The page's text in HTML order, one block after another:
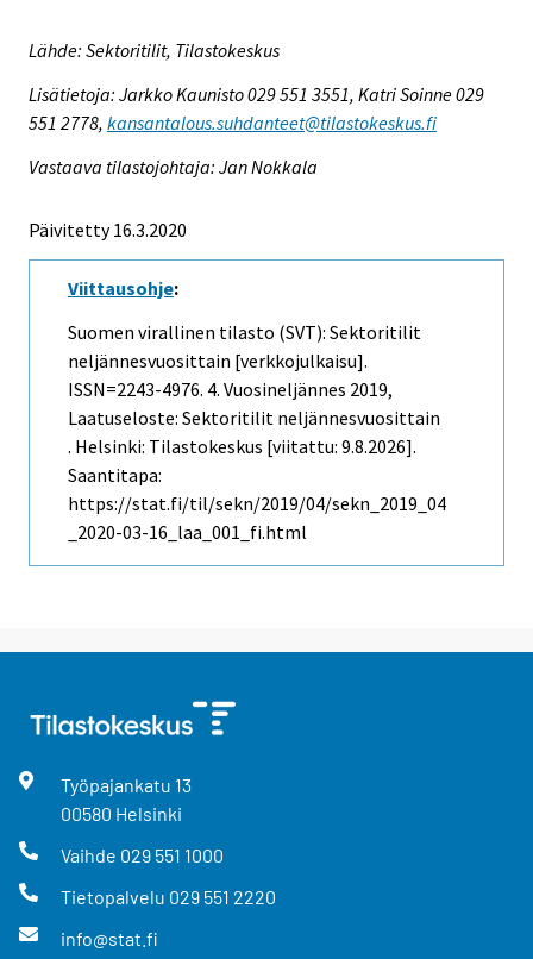
Lähde: Sektoritilit, Tilastokeskus
Lisätietoja: Jarkko Kaunisto 029 551 3551, Katri Soinne 029
551 2778, kansantalous.suhdanteet@tilastokeskus.fi
Vastaava tilastojohtaja: Jan Nokkala
Päivitetty 16.3.2020
Viittausohje:
Suomen virallinen tilasto (SVT): Sektoritilit
neljännesvuosittain [verkkojulkaisu].
ISSN=2243-4976. 4. Vuosineljännes 2019,
Laatuseloste: Sektoritilit neljännesvuosittain
. Helsinki: Tilastokeskus [viitattu: 9.8.2026].
Saantitapa:
https://stat.fi/til/sekn/2019/04/sekn_2019_04
_2020-03-16_laa_001_fi.html
Työpajankatu 13
00580 Helsinki
Vaihde 029 551 1000
Tietopalvelu 029 551 2220
info@stat.fi